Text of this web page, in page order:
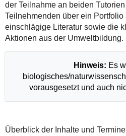
der Teilnahme an beiden
Teilnehmenden über ein
einschlägige Literatur sowie die
Aktionen aus der Umweltbildung.
Hinweis: Es
biologisches/
vorausgesetzt und auch
Überblick der Inhalte und